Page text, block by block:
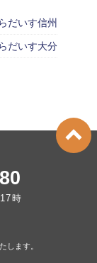
だいす信州
だいす大分
時
します。